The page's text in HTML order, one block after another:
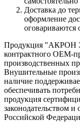
Доставка до
оформление
оговариваются
Продукция "АКРОН
контрактного OEM-
производственных
Внушительные
наличие
обеспечивать
продукция
законодательством и
Российской